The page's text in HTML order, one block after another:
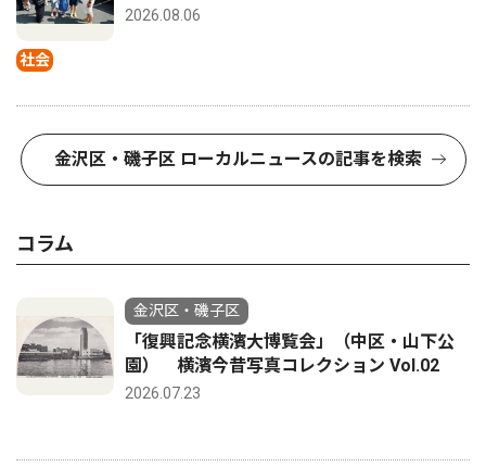
社会
2026.08.06
金沢区・磯子区 ローカルニュースの記事を検索
コラム
金沢区・磯子区
「復興記念横濱大博覧会」（中区・山下公
園） 横濱今昔写真コレクション Vol.02
2026.07.23